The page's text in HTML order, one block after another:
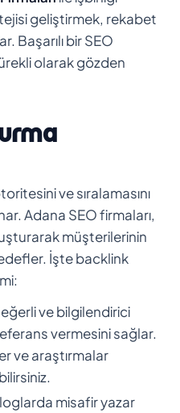
geliştirmek, rekabet
Başarılı bir SEO
olarak gözden
ve sıralamasını
Adana SEO firmaları,
müşterilerinin
İşte backlink
ve bilgilendirici
vermesini sağlar.
ve araştırmalar
misafir yazar